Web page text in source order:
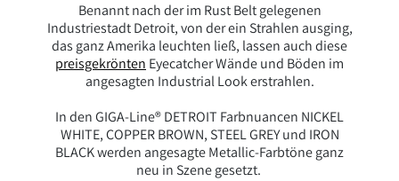
Benannt nach der im Rust Belt gelegenen
Industriestadt Detroit, von der ein Strahlen ausging,
das ganz Amerika leuchten ließ, lassen auch diese
preisgekrönten Eyecatcher Wände und Böden im
angesagten Industrial Look erstrahlen.
In den GIGA-Line® DETROIT Farbnuancen NICKEL
WHITE, COPPER BROWN, STEEL GREY und IRON
BLACK werden angesagte Metallic-Farbtöne ganz
neu in Szene gesetzt.